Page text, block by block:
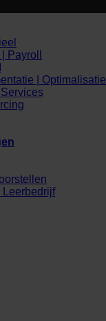
Payroll
| Optimalisatie
Services
Leerbedrijf